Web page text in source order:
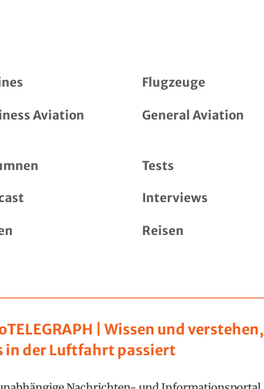
Flugzeuge
Aviation General Aviation
Tests
Interviews
Reisen
| Wissen und verstehen,
in der Luftfahrt passiert